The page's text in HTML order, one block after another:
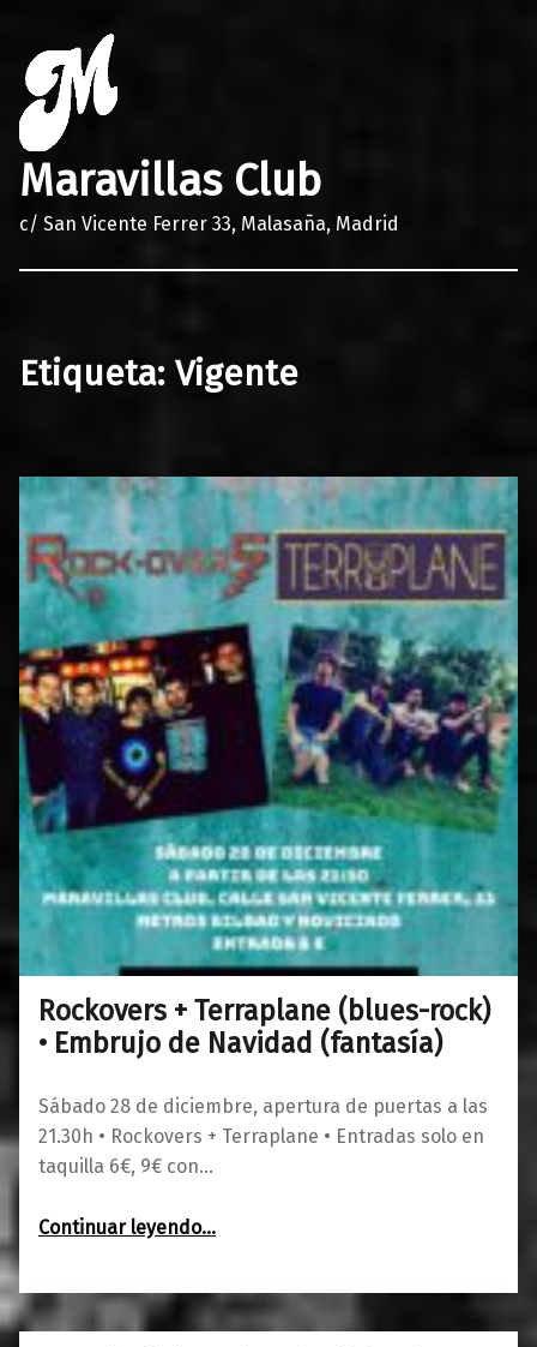
Maravillas Club
c/ San Vicente Ferrer 33, Malasaña, Madrid
Etiqueta: Vigente
Rockovers + Terraplane (blues-rock)
• Embrujo de Navidad (fantasía)
Sábado 28 de diciembre, apertura de puertas a las
21.30h • Rockovers + Terraplane • Entradas solo en
taquilla 6€, 9€ con…
Continuar leyendo“Rockovers + Terraplane (blues-rock) • Embrujo de Navidad (fantasía)”
…
19/12/20190
Maravillas